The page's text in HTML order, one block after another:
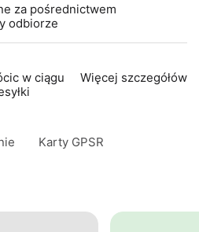
za pośrednictwem
odbiorze
w ciągu
Więcej szczegółów
Karty GPSR